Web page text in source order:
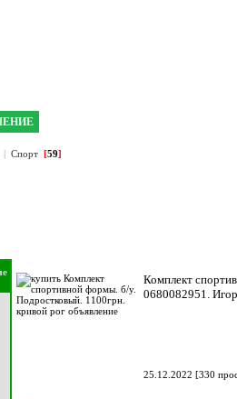
| Спорт [59]
Комплект
0680082951.
25.12.2022 [330